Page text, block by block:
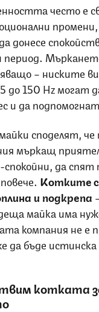
често е
донесе
период.
– ниските
до 150 Hz могат
и да
споделят, че
мъркащ
да спят
Котките
и подкрепа
майка има
компания не е
да бъде
котката